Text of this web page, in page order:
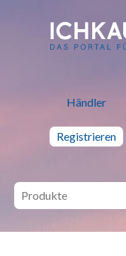
ich kauf
Händler
Registrieren